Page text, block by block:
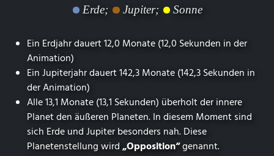
Erde; Jupiter; Sonne
Ein Erdjahr dauert 12,0 Monate (12,0 Sekunden in der
Animation)
Ein Jupiterjahr dauert 142,3 Monate (142,3 Sekunden in
der Animation)
Alle 13,1 Monate (13,1 Sekunden) überholt der innere
Planet den äußeren Planeten. In diesem Moment sind
sich Erde und Jupiter besonders nah. Diese
Planetenstellung wird„Opposition“genannt.